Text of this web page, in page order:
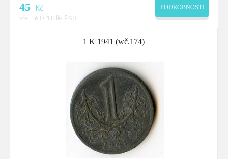
45 Kč
včetně DPH dle § 90
PODROBNOSTI
1 K 1941 (wč.174)